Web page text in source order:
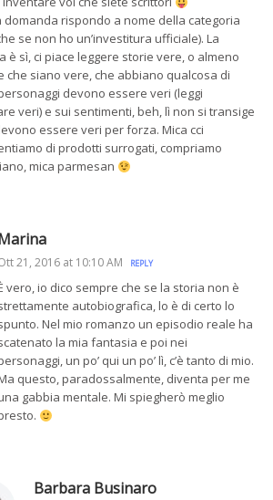
domanda rispondo a nome della categoria
se non ho un’investitura ufficiale). La
è sì, ci piace leggere storie vere, o almeno
che siano vere, che abbiano qualcosa di
devono essere veri (leggi
veri) e sui sentimenti, beh, lì non si transige
essere veri per forza. Mica cci
di prodotti surrogati, compriamo
mica parmesan
21, 2016 at 10:10 AM REPLY
vero, io dico sempre che se la storia non è
autobiografica, lo è di certo lo
Nel mio romanzo un episodio reale ha
la mia fantasia e poi nei
un po’ qui un po’ lì, c’è tanto di mio.
questo, paradossalmente, diventa per me
gabbia mentale. Mi spiegherò meglio
Barbara Businaro